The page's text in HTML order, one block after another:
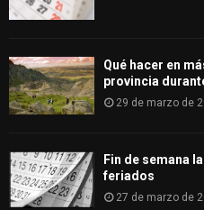
Qué hacer en
provincia
29 de marzo de
Fin de semana
feriados
27 de marzo de